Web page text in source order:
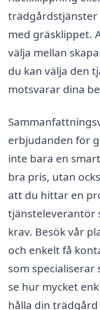
trädgårdstjänster
med gräsklippet.
välja mellan
du kan välja den
motsvarar dina
erbjudanden för
inte bara en
bra pris, utan
att du hittar en
tjänsteleverantör
krav. Besök vår
och enkelt få
som specialiserar
se hur mycket
hålla din